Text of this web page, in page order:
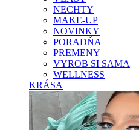
NECHTY
MAKE-UP
NOVINKY
PORADŇA
PREMENY
VYROB SI SAMA
WELLNESS
KRÁSA